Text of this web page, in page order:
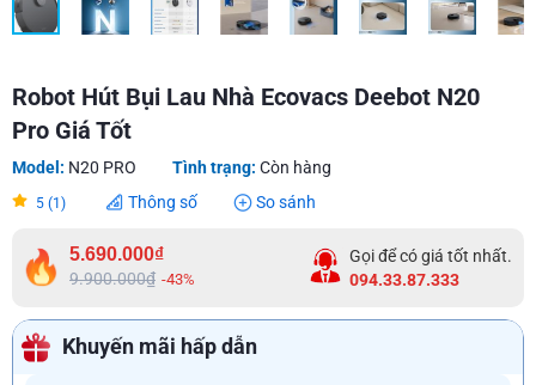
Robot Hút Bụi Lau Nhà Ecovacs Deebot N20
Pro Giá Tốt
Model: N20 PRO Tình trạng: Còn hàng
5 (1) Thông số So sánh
5.690.000₫
9.900.000₫ -43%
Gọi để có giá tốt nhất.
094.33.87.333
Khuyến mãi hấp dẫn